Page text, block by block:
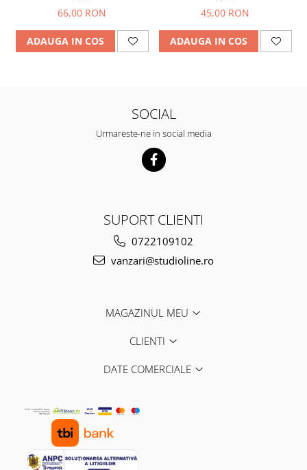
66,00 RON
ADAUGA IN COS
45,00 RON
ADAUGA IN COS
SOCIAL
Urmareste-ne in social media
SUPORT CLIENTI
0722109102
vanzari@studioline.ro
MAGAZINUL MEU
CLIENTI
DATE COMERCIALE